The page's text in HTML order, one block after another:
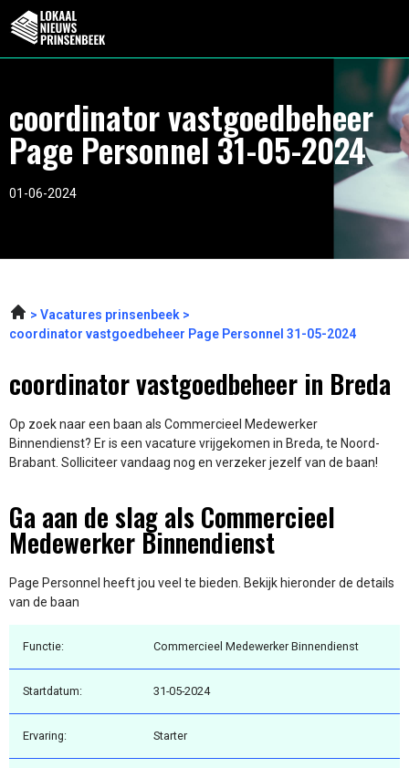
coordinator vastgoedbeheer
Page Personnel 31-05-2024
01-06-2024
Vacatures prinsenbeek
coordinator vastgoedbeheer Page Personnel 31-05-2024
coordinator vastgoedbeheer in Breda
Op zoek naar een baan als Commercieel Medewerker
Binnendienst? Er is een vacature vrijgekomen in Breda, te Noord-
Brabant. Solliciteer vandaag nog en verzeker jezelf van de baan!
Ga aan de slag als Commercieel
Medewerker Binnendienst
Page Personnel heeft jou veel te bieden. Bekijk hieronder de details
van de baan
Functie: Commercieel Medewerker Binnendienst
Startdatum: 31-05-2024
Ervaring: Starter